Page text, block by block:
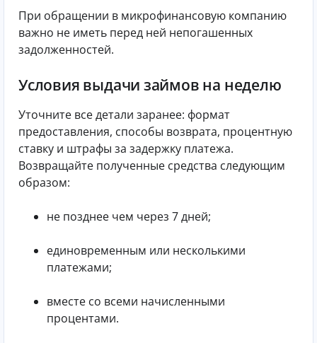
При обращении в микрофинансовую компанию
важно не иметь перед ней непогашенных
задолженностей.
Условия выдачи займов на неделю
Уточните все детали заранее: формат
предоставления, способы возврата, процентную
ставку и штрафы за задержку платежа.
Возвращайте полученные средства следующим
образом:
не позднее чем через 7 дней;
единовременным или несколькими
платежами;
вместе со всеми начисленными
процентами.